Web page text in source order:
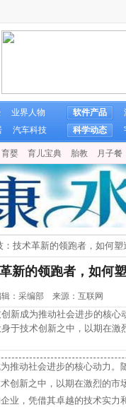
业界人物
汽车科技
软件产品
科学动态
育婴 育儿宝典 胎教 月子餐
：技术革新的领跑者，如何塑
新的领跑者，如何
：采编部 来源：互联网
成为推动社会进步的核心
于技术创新之中，以期在
推动社会进步的核心动力。
创新之中，以期在激烈的市
业，凭借其卓越的技术实力